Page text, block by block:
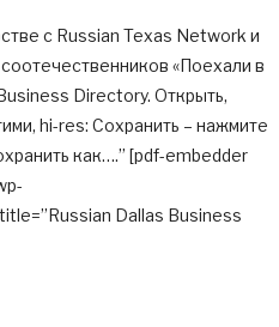
с Russian Texas Network и
«Поехали в
Directory. Открыть,
hi-res: Сохранить – нажмите
как….” [pdf-embedder
Dallas Business